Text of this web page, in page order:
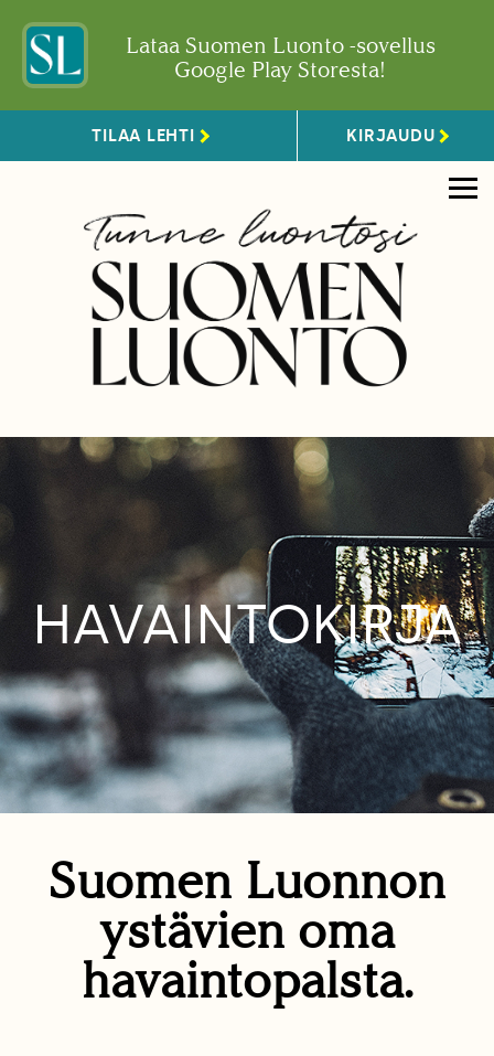
Lataa Suomen Luonto -sovellus
Google Play Storesta!
TILAA LEHTI KIRJAUDU
HAVAINTOKIRJA
Suomen Luonnon
ystävien oma
havaintopalsta.